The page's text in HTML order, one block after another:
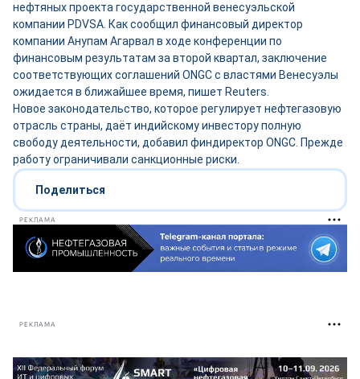
нефтяных проекта государственной венесуэльской
компании PDVSA. Как сообщил финансовый директор
компании Анупам Агарвал в ходе конференции по
финансовым результатам за второй квартал, заключение
соответствующих соглашений ONGC с властями Венесуэлы
ожидается в ближайшее время, пишет Reuters.
Новое законодательство, которое регулирует нефтегазовую
отрасль страны, даёт индийскому инвестору полную
свободу деятельности, добавил финдиректор ONGC. Прежде
работу ограничивали санкционные риски.
Поделиться
РЕКЛАМА
РЕКЛАМА